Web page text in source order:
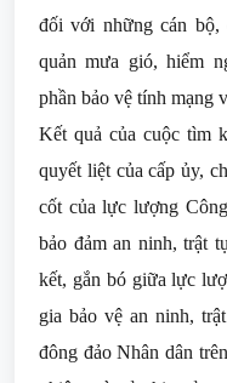
đối với những cán bộ,
quản mưa gió, hiểm
phần bảo vệ tính mạng
Kết quả của cuộc tìm
quyết liệt của cấp ủy,
cốt của lực lượng
bảo đảm an ninh, trật
kết, gắn bó giữa lực
gia bảo vệ an ninh,
đông đảo Nhân dân